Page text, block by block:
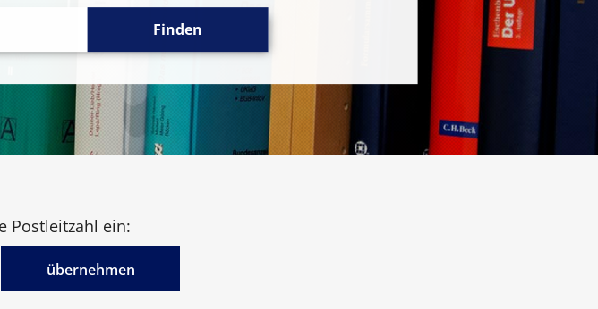
Finden
Postleitzahl ein:
übernehmen